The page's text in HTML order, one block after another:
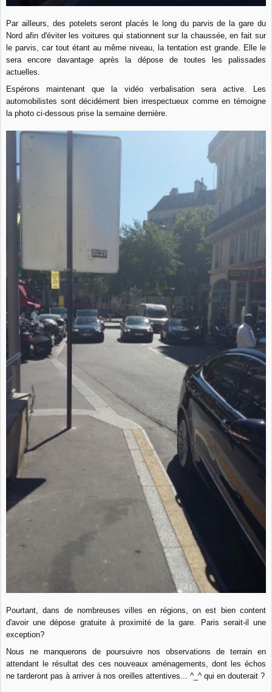
Par ailleurs, des potelets seront placés le long du parvis de la gare du
Nord afin d'éviter les voitures qui stationnent sur la chaussée, en fait sur
le parvis, car tout étant au même niveau, la tentation est grande. Elle le
sera encore davantage après la dépose de toutes les palissades
actuelles.
Espérons maintenant que la vidéo verbalisation sera active. Les
automobilistes sont décidément bien irrespectueux comme en témoigne
la photo ci-dessous prise la semaine dernière.
Pourtant, dans de nombreuses villes en régions, on est bien content
d'avoir une dépose gratuite à proximité de la gare. Paris serait-il une
exception?
Nous ne manquerons de poursuivre nos observations de terrain en
attendant le résultat des ces nouveaux aménagements, dont les échos
ne tarderont pas à arriver à nos oreilles attentives... ^_^ qui en douterait ?